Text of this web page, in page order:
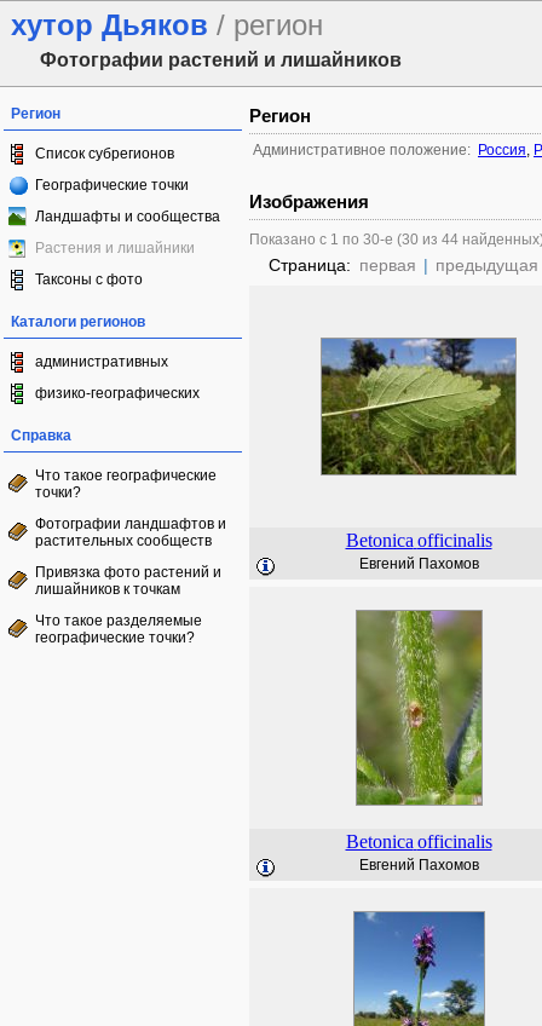
хутор Дьяков / регион
Фотографии растений и лишайников
Регион
Список субрегионов
Географические точки
Ландшафты и сообщества
Растения и лишайники
Таксоны с фото
Каталоги регионов
административных
физико-географических
Справка
Что такое географические
точки?
Фотографии ландшафтов и
растительных сообществ
Привязка фото растений и
лишайников к точкам
Что такое разделяемые
географические точки?
Регион
Административное положение: Россия,
Изображения
Показано с 1 по 30-е (30 из 44
Страница: первая | предыдущая
Betonica officinalis
Евгений Пахомов
Betonica officinalis
Евгений Пахомов